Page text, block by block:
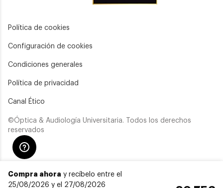
Compra ahora y recíbelo entre el
25/08/2026 y el 27/08/2026
Política de cookies
Configuración de cookies
Condiciones generales
Política de privacidad
Canal Ético
©Óptica & Audiología Universitaria. Todos los derechos
reservados